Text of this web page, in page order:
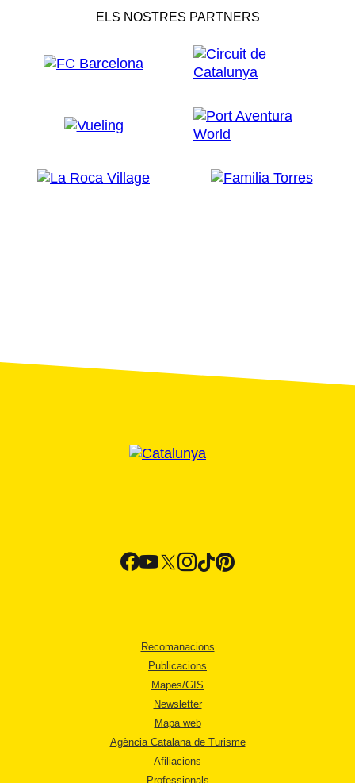
ELS NOSTRES PARTNERS
Recomanacions
Publicacions
Mapes/GIS
Newsletter
Mapa web
Agència Catalana de Turisme
Afiliacions
Professionals